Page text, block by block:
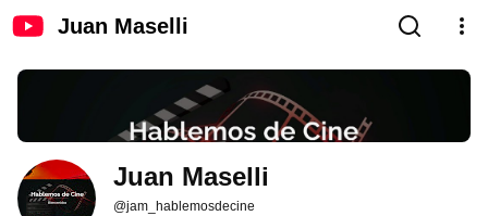
Juan Maselli
Juan Maselli
@jam_hablemosdecine